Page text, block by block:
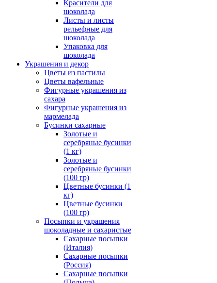
Красители для
шоколада
Листы и листы
рельефные для
шоколада
Упаковка для
шоколада
Украшения и декор
Цветы из пастилы
Цветы вафельные
Фигурные украшения из
сахара
Фигурные украшения из
мармелада
Бусинки сахарные
Золотые и
серебряные бусинки
(1 кг)
Золотые и
серебряные бусинки
(100 гр)
Цветные бусинки (1
кг)
Цветные бусинки
(100 гр)
Посыпки и украшения
шоколадные и сахаристые
Сахарные посыпки
(Италия)
Сахарные посыпки
(Россия)
Сахарные посыпки